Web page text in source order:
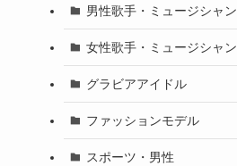
男性歌手・ミュージシャン
女性歌手・ミュージシャン
グラビアアイドル
ファッションモデル
スポーツ・男性